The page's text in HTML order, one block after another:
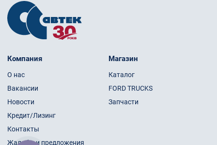
Компания
О нас
Вакансии
Новости
Кредит/Лизинг
Контакты
Жалобы и предложения
Магазин
Каталог
FORD TRUCKS
Запчасти